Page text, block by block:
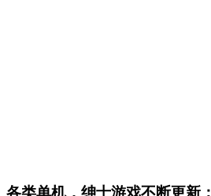
各类单机，绅士游戏不断更新：